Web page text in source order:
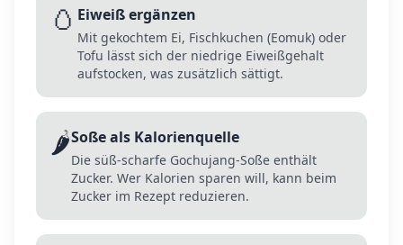
🥚 Eiweiß ergänzen
Mit gekochtem Ei, Fischkuchen (Eomuk) oder
Tofu lässt sich der niedrige Eiweißgehalt
aufstocken, was zusätzlich sättigt.
🌶️Soße als Kalorienquelle
Die süß-scharfe Gochujang-Soße enthält
Zucker. Wer Kalorien sparen will, kann beim
Zucker im Rezept reduzieren.